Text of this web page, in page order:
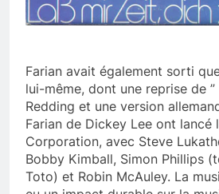
Farian avait également sorti
lui-même, dont une reprise de ”
Redding et une version
Farian de Dickey Lee ont lancé
Corporation, avec Steve
Bobby Kimball, Simon Phillips
Toto) et Robin McAuley. La